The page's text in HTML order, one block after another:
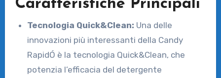
Caratteristiche Principali
Tecnologia Quick&Clean: Una delle
innovazioni più interessanti della Candy
RapidÓ è la tecnologia Quick&Clean, che
potenzia l’efficacia del detergente